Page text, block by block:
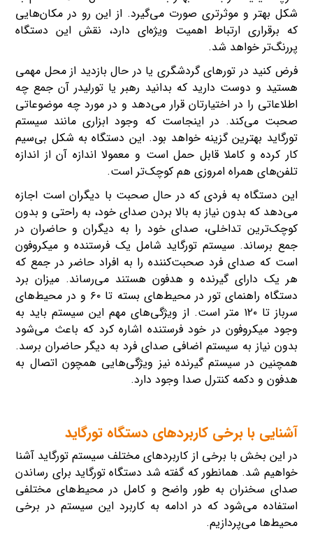
شکل بهتر و موثرتری صورت می‌گیرد. از این رو در مکان‌هایی
که برقراری ارتباط اهمیت ویژه‌ای دارد، نقش این دستگاه
پررنگ‌تر خواهد شد.
فرض کنید در تورهای گردشگری یا در حال بازدید از محل مهمی
هستید و دوست دارید که بدانید رهبر یا تورلیدر آن جمع چه
اطلاعاتی را در اختیارتان قرار می‌دهد و در مورد چه موضوعاتی
صحبت می‌کند. در اینجاست که وجود ابزاری مانند سیستم
تورگاید بهترین گزینه خواهد بود. این دستگاه به شکل بی‌سیم
کار کرده و کاملا قابل حمل است و معمولا اندازه آن از اندازه
تلفن‌های همراه امروزی هم کوچک‌تر است.
این دستگاه به فردی که در حال صحبت با دیگران است اجازه
می‌دهد که بدون نیاز به بالا بردن صدای خود، به راحتی و بدون
کوچک‌ترین تداخلی، صدای خود را به دیگران و حاضران در
جمع برساند. سیستم تورگاید شامل یک فرستنده و میکروفون
است که صدای فرد صحبت‌کننده را به افراد حاضر در جمع که
هر یک دارای گیرنده و هدفون هستند می‌رساند. میزان برد
دستگاه راهنمای تور در محیط‌های بسته تا ۶۰ و در محیط‌های
سرباز تا ۱۲۰ متر است. از ویژگی‌های مهم این سیستم باید به
وجود میکروفون در خود فرستنده اشاره کرد که باعث می‌شود
بدون نیاز به سیستم اضافی صدای فرد به دیگر حاضران برسد.
همچنین در سیستم گیرنده نیز ویژگی‌هایی همچون اتصال به
هدفون و دکمه کنترل صدا وجود دارد.
آشنایی با برخی کاربردهای دستگاه تورگاید
در این بخش با برخی از کاربردهای مختلف سیستم تورگاید آشنا
خواهیم شد. همانطور که گفته شد دستگاه تورگاید برای رساندن
صدای سخنران به طور واضح و کامل در محیط‌های مختلفی
استفاده می‌شود که در ادامه به کاربرد این سیستم در برخی
محیط‌ها می‌پردازیم.